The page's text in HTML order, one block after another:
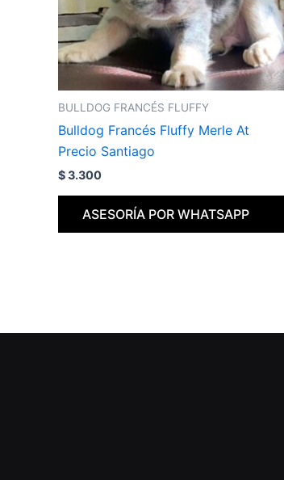
BULLDOG FRANCÉS FLUFFY
Bulldog Francés Fluffy Merle At
Precio Santiago
$3.300
ASESORÍA POR WHATSAPP